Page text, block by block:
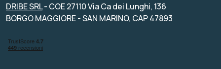
DRIBE SRL- COE 27110 Via Ca dei Lunghi, 136
BORGO MAGGIORE - SAN MARINO, CAP 47893